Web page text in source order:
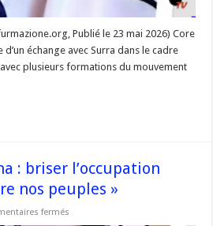
Publié le 23 mai 2026) Core
échange avec Surra dans le cadre
plusieurs formations du mouvement
: briser l’occupation
nos peuples »
fermés